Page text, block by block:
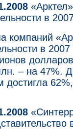
в
компаний
в
– на 47%.
достигла